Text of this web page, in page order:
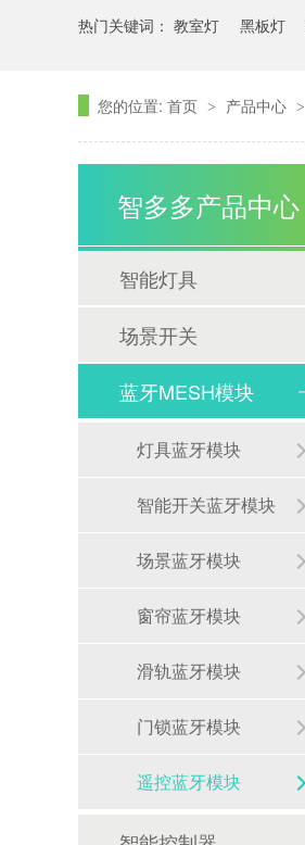
热门关键词： 教室灯 黑板灯
您的位置: 首页 > 产品中心 >
智多多产品中心
智能灯具
场景开关
蓝牙MESH模块
灯具蓝牙模块
智能开关蓝牙模块
场景蓝牙模块
窗帘蓝牙模块
滑轨蓝牙模块
门锁蓝牙模块
遥控蓝牙模块